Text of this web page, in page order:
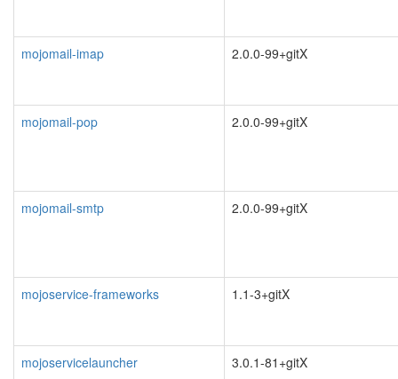
mojomail-imap 2.0.0-99+gitX
mojomail-pop 2.0.0-99+gitX
mojomail-smtp 2.0.0-99+gitX
mojoservice-frameworks 1.1-3+gitX
mojoservicelauncher 3.0.1-81+gitX